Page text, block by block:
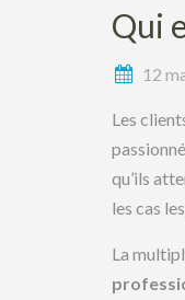
Qui
12
Les
qu’ils
les cas
La